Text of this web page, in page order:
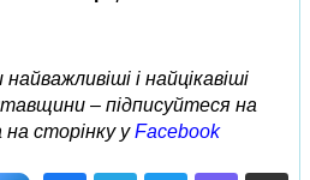
і найцікавіші
– підписуйтеся на
сторінку уFacebook